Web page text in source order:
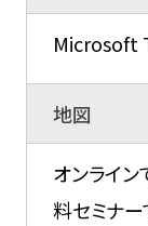
Microsoft
地図
オンライ
料セミナー